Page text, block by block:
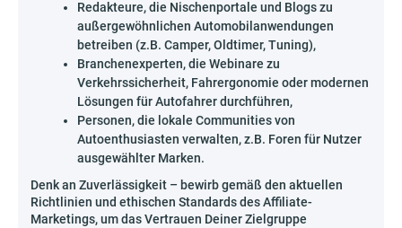
Redakteure, die Nischenportale und Blogs zu
außergewöhnlichen Automobilanwendungen
betreiben (z.B. Camper, Oldtimer, Tuning),
Branchenexperten, die Webinare zu
Verkehrssicherheit, Fahrergonomie oder modernen
Lösungen für Autofahrer durchführen,
Personen, die lokale Communities von
Autoenthusiasten verwalten, z.B. Foren für Nutzer
ausgewählter Marken.
Denk an Zuverlässigkeit – bewirb gemäß den aktuellen
Richtlinien und ethischen Standards des Affiliate-
Marketings, um das Vertrauen Deiner Zielgruppe